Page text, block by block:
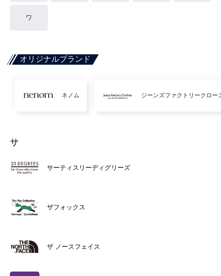
ワ
オリジナルブランド
ネノム ジーンズファクトリークロー
サ
サーティスリーディグリーズ
ザフォックス
ザ ノースフェイス